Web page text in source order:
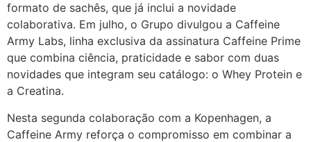
formato de sachês, que já inclui a novidade
colaborativa. Em julho, o Grupo divulgou a Caffeine
Army Labs, linha exclusiva da assinatura Caffeine Prime
que combina ciência, praticidade e sabor com duas
novidades que integram seu catálogo: o Whey Protein e
a Creatina.
Nesta segunda colaboração com a Kopenhagen, a
Caffeine Army reforça o compromisso em combinar a